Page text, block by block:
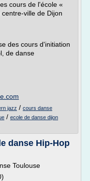
cours de l'école «
ville de Dijon
des cours d'initiation
de danse
jazz / cours danse
/ ecole de danse dijon
danse Hip-Hop
Toulouse